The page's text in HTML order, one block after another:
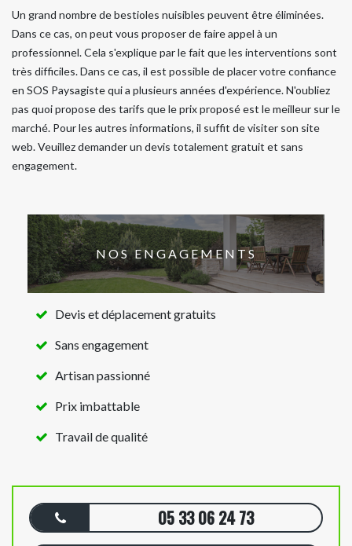
Un grand nombre de bestioles nuisibles peuvent être éliminées.
Dans ce cas, on peut vous proposer de faire appel à un
professionnel. Cela s'explique par le fait que les interventions sont
très difficiles. Dans ce cas, il est possible de placer votre confiance
en SOS Paysagiste qui a plusieurs années d'expérience. N'oubliez
pas quoi propose des tarifs que le prix proposé est le meilleur sur le
marché. Pour les autres informations, il suffit de visiter son site
web. Veuillez demander un devis totalement gratuit et sans
engagement.
NOS ENGAGEMENTS
Devis et déplacement gratuits
Sans engagement
Artisan passionné
Prix imbattable
Travail de qualité
05 33 06 24 73